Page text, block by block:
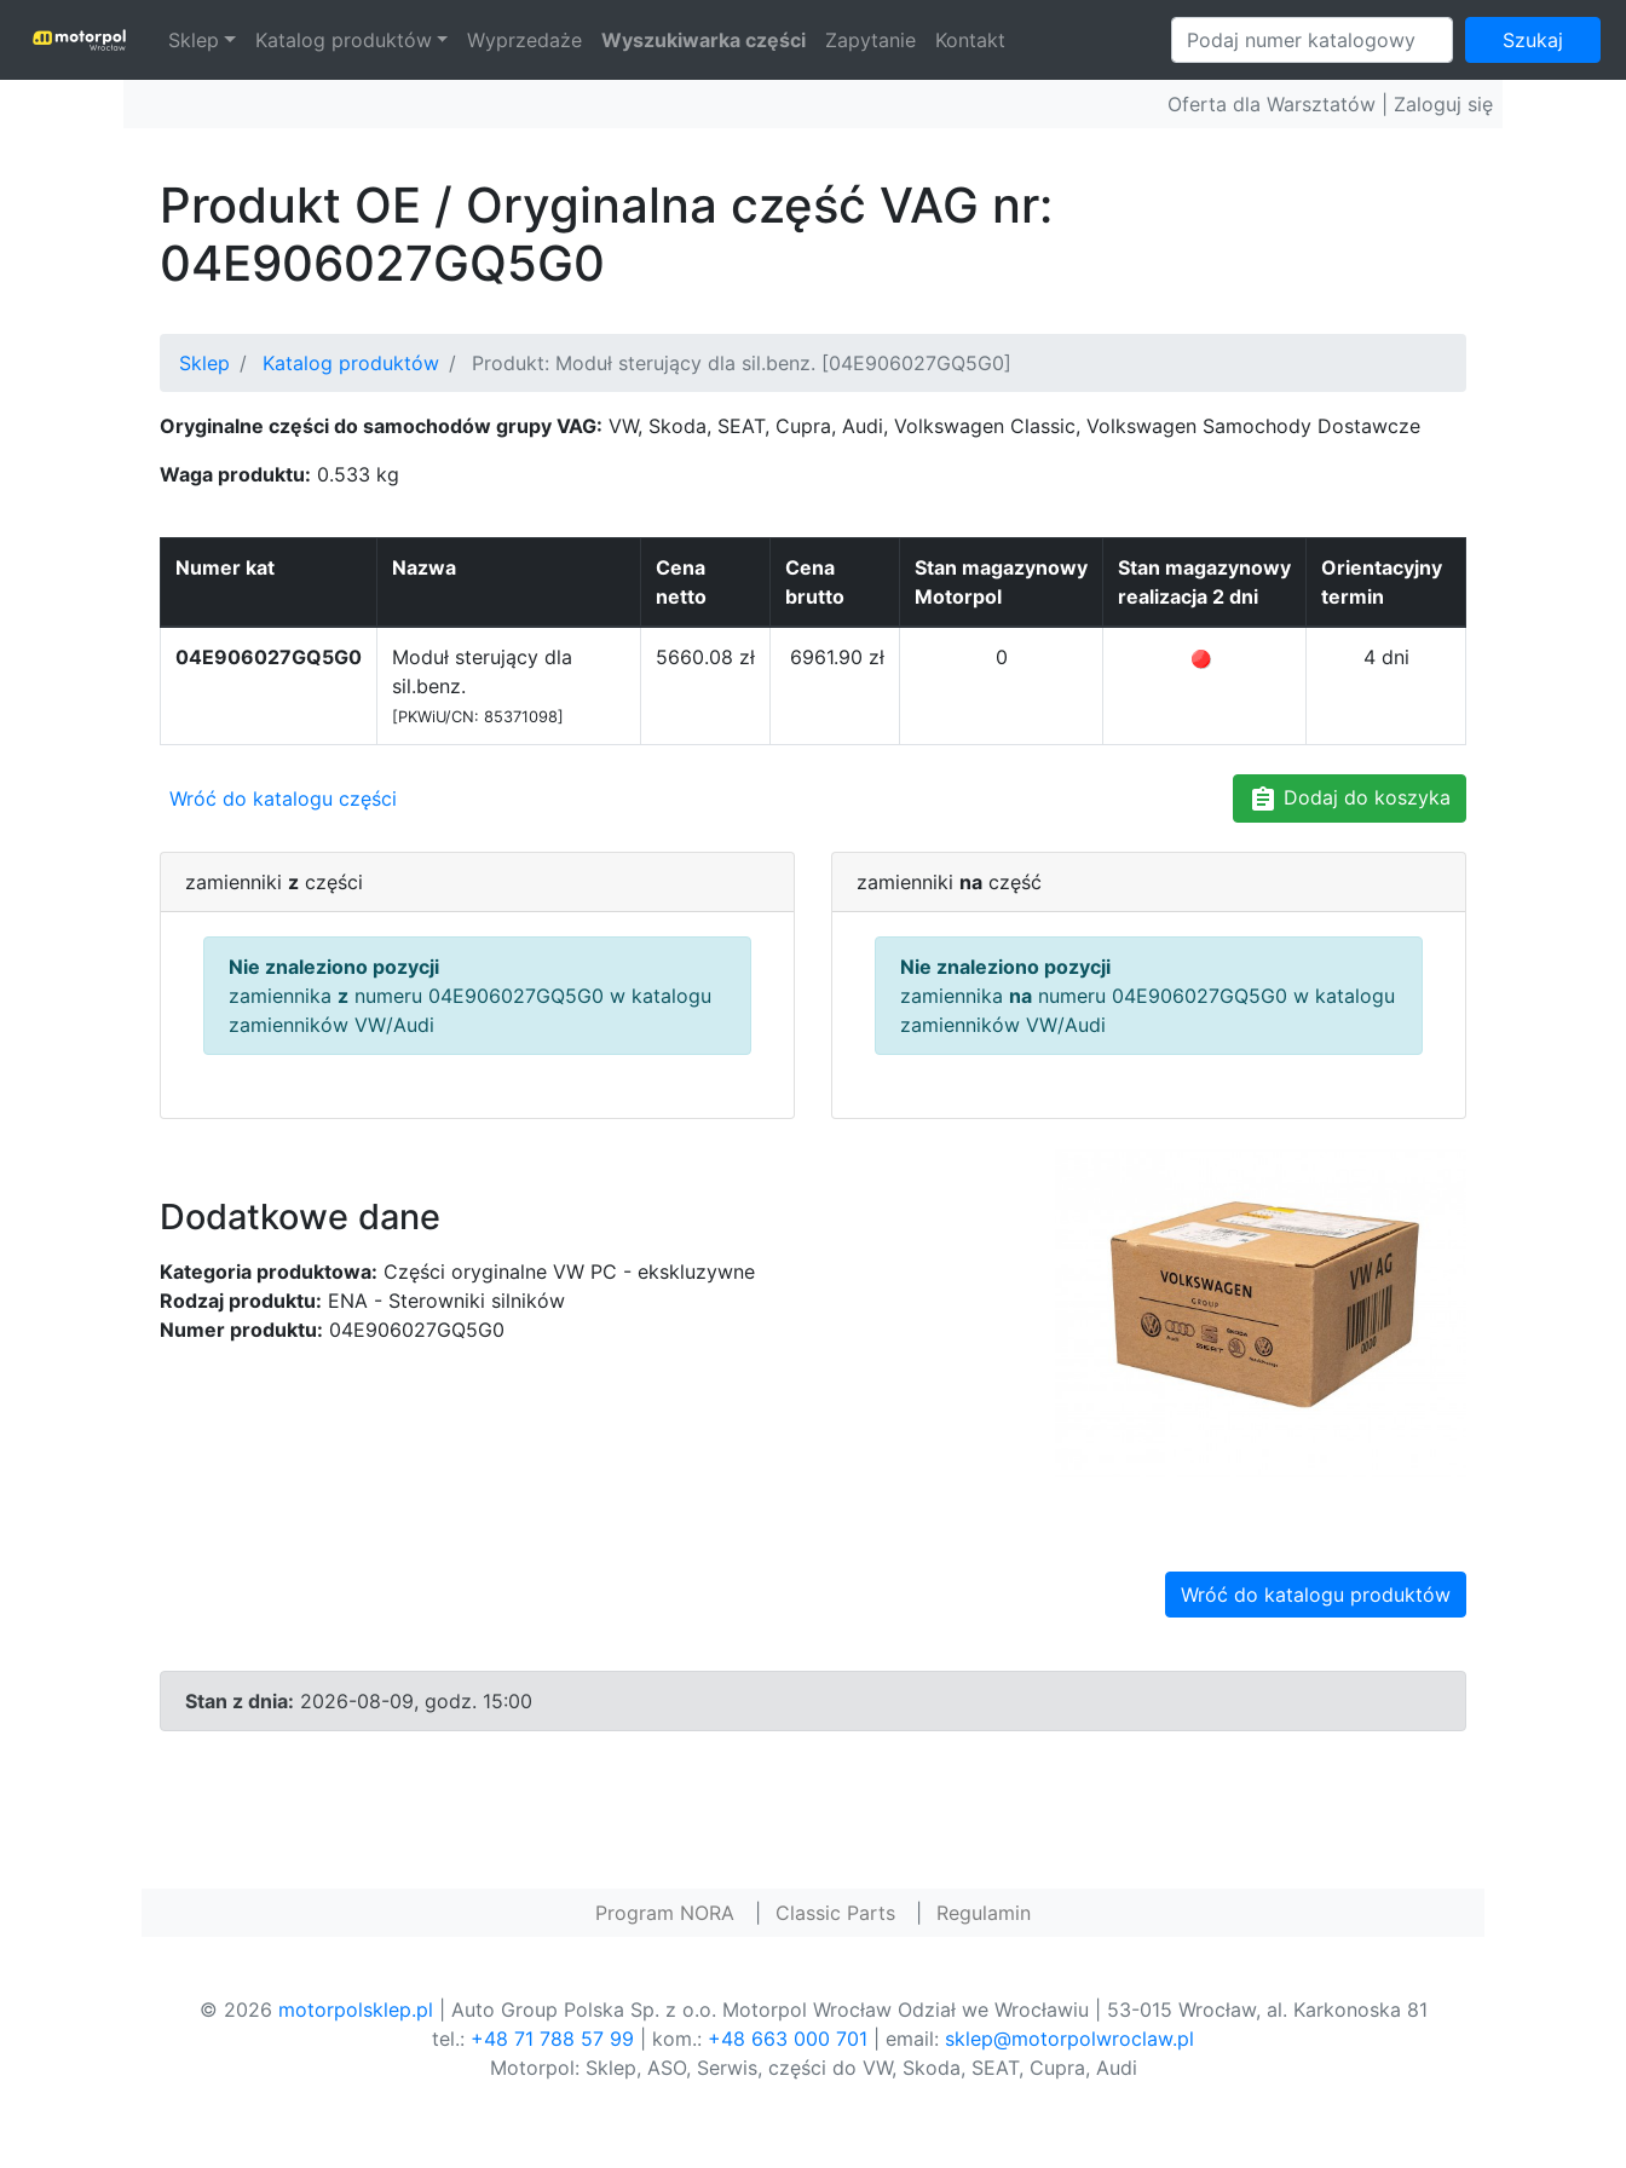
Sklep Katalog produktów Wyprzedaże Wyszukiwarka części Zapytanie Kontakt Szukaj
Oferta dla Warsztatów | Zaloguj się
Produkt OE / Oryginalna część VAG nr:
04E906027GQ5G0
Sklep Katalog produktów Produkt: Moduł sterujący dla sil.benz. [04E906027GQ5G0]
Oryginalne części do samochodów grupy VAG: VW, Skoda, SEAT, Cupra, Audi, Volkswagen Classic, Volkswagen Samochody Dostawcze
Waga produktu: 0.533 kg
Numer kat Nazwa
Cena
netto
Cena
brutto
Stan magazynowy
Motorpol
Stan magazynowy
realizacja 2 dni
Orientacyjny
termin
04E906027GQ5G0
Moduł sterujący dla
sil.benz.
[PKWiU/CN: 85371098]
5660.08 zł 6961.90 zł 0 4 dni
Wróć do katalogu części Dodaj do koszyka
zamienniki z części
Nie znaleziono pozycji
zamiennika z numeru 04E906027GQ5G0 w katalogu
zamienników VW/Audi
zamienniki na część
Nie znaleziono pozycji
zamiennika na numeru 04E906027GQ5G0 w katalogu
zamienników VW/Audi
Dodatkowe dane
Kategoria produktowa: Części oryginalne VW PC - ekskluzywne
Rodzaj produktu: ENA - Sterowniki silników
Numer produktu: 04E906027GQ5G0
Wróć do katalogu produktów
Stan z dnia: 2026-08-09, godz. 15:00
Program NORA Classic Parts Regulamin
© 2026 motorpolsklep.pl | Auto Group Polska Sp. z o.o. Motorpol Wrocław Odział we Wrocławiu | 53-015 Wrocław, al. Karkonoska 81
tel.: +48 71 788 57 99 | kom.: +48 663 000 701 | email: sklep@motorpolwroclaw.pl
Motorpol: Sklep, ASO, Serwis, części do VW, Skoda, SEAT, Cupra, Audi